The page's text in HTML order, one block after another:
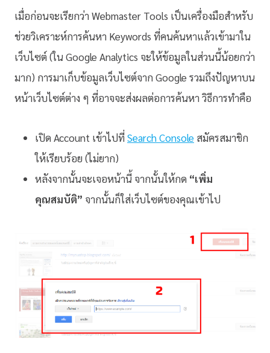
เมื่อก่อนจะเรียกว่า Webmaster Tools เป็นเครื่องมือสำหรับ
ช่วยวิเคราะห์การค้นหา Keywords ที่คนค้นหาแล้วเข้ามาใน
เว็บไซต์ (ใน Google Analytics จะให้ข้อมูลในส่วนนี้น้อยกว่า
มาก) การมาเก็บข้อมูลเว็บไซต์จาก Google รวมถึงปัญหาบน
หน้าเว็บไซต์ต่าง ๆ ที่อาจจะส่งผลต่อการค้นหา วิธีการทำคือ
เปิด Account เข้าไปที่Search Console สมัครสมาชิก
ให้เรียบร้อย (ไม่ยาก)
หลังจากนั้นจะเจอหน้านี้ จากนั้นให้กด “เพิ่ม
คุณสมบัติ” จากนั้นก็ใส่เว็บไซต์ของคุณเข้าไป